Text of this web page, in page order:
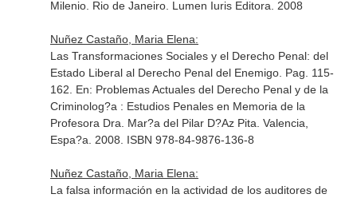
Milenio. Rio de Janeiro. Lumen Iuris Editora. 2008
Nuñez Castaño, Maria Elena:
Las Transformaciones Sociales y el Derecho Penal: del
Estado Liberal al Derecho Penal del Enemigo. Pag. 115-
162. En: Problemas Actuales del Derecho Penal y de la
Criminolog?a : Estudios Penales en Memoria de la
Profesora Dra. Mar?a del Pilar D?Az Pita . Valencia,
Espa?a. 2008. ISBN 978-84-9876-136-8
Nuñez Castaño, Maria Elena:
La falsa información en la actividad de los auditores de